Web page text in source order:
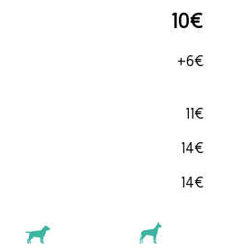
10€
+6€
11€
14€
14€